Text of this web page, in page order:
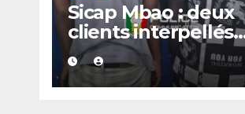
Sicap Mbao : deux
clients interpellés
avec du kush lors
d’un contrôle de
police dans un bar